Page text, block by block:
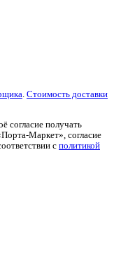
Стоимость доставки
согласие получать
Маркет», согласие
с политикой